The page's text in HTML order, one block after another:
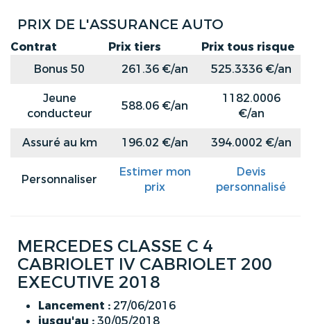
PRIX DE L'ASSURANCE AUTO
Contrat Prix tiers
Prix tous risque
Bonus 50
261.36 €/an
525.3336 €/an
Jeune
conducteur
588.06 €/an
1182.0006
€/an
Assuré au km
196.02 €/an 394.0002 €/an
Personnaliser
Estimer mon
prix
Devis
personnalisé
MERCEDES CLASSE C 4
CABRIOLET IV CABRIOLET 200
EXECUTIVE 2018
Lancement : 27/06/2016
jusqu'au :30/05/2018